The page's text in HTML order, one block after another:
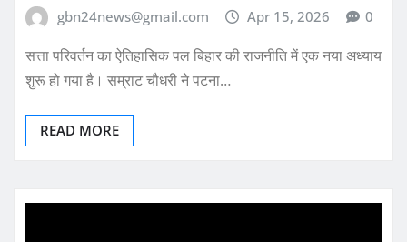
gbn24news@gmail.com Apr 15, 2026 0
सत्ता परिवर्तन का ऐतिहासिक पल बिहार की राजनीति में एक नया अध्याय
शुरू हो गया है। सम्राट चौधरी ने पटना…
READ MORE